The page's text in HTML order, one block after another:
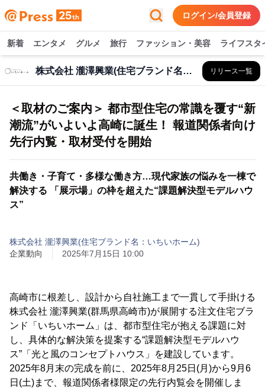
ログイン/会員登録
新着 エンタメ グルメ 旅行 ファッション・美容 ライフスタ
株式会社 瀧澤興業(住宅ブランド名：いちいホーム) リリース一覧
＜取材のご案内＞ 都市型住宅の常識を覆す“新
潮流”がいよいよ高崎に誕生！ 報道関係者向け
先行内覧・取材受付を開始
共働き・子育て・多様な働き方…現代家族の悩みを一棟で
解決する 「展示場」の枠を超えた“課題解決型モデルハウ
ス”
株式会社 瀧澤興業(住宅ブランド名：いちいホーム)
企業動向
2025年7月15日 10:00
高崎市に根差し、設計から自社施工まで一貫して手掛ける
株式会社 瀧澤興業(群馬県高崎市)が展開する注文住宅ブラ
ンド「いちいホーム」は、都市型住宅が抱える課題に対
し、具体的な解決策を提案する“課題解決型モデルハウ
ス”「光と風のコンセプトハウス」を建設しています。
2025年8月末の完成を前に、2025年8月25日(月)から9月6
日(土)まで、報道関係者様限定の先行内覧会を開催しま